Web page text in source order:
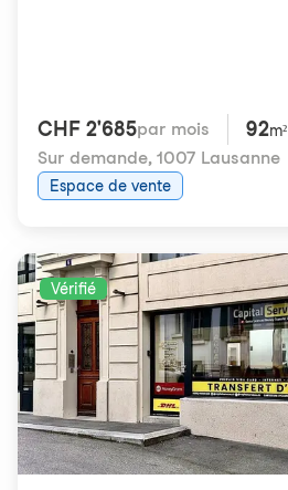
CHF 2'685par mois 92m²
Sur demande, 1007 Lausanne
Espace de vente
Vérifié